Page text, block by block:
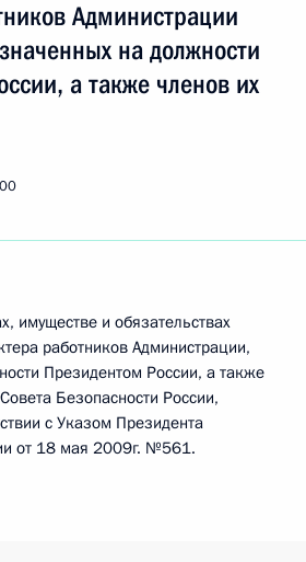
Администрации
на должности
а также членов их
имуществе и обязательствах
работников Администрации,
Президентом России, а также
Безопасности России,
с Указом Президента
от 18 мая 2009г. №561.